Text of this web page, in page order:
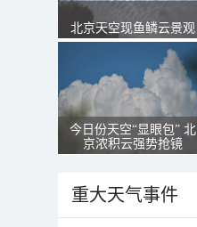
北京天空现鱼鳞云景观
今日份天空“显眼包” 北
京浓积云强势抢镜
重大天气事件